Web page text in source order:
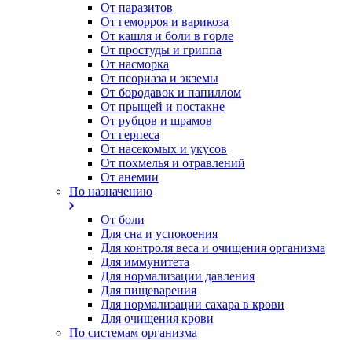
От паразитов
Oт геморроя и варикоза
От кашля и боли в горле
От простуды и гриппа
От насморка
Oт псориаза и экземы
От бородавок и папиллом
От прыщей и постакне
От рубцов и шрамов
От герпеса
От насекомых и укусов
От похмелья и отравлений
От анемии
По назначению
От боли
Для сна и успокоения
Для контроля веса и очищения организма
Для иммунитета
Для нормализации давления
Для пищеварения
Для нормализации сахара в крови
Для очищения крови
По системам организма